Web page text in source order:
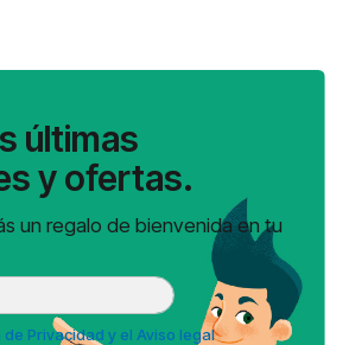
últimas
y ofertas.
un regalo de bienvenida en tu
de Privacidad y el Aviso legal